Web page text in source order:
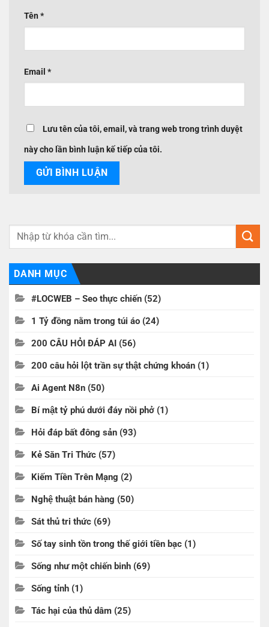
Tên *
Email *
Lưu tên của tôi, email, và trang web trong trình duyệt
này cho lần bình luận kế tiếp của tôi.
DANH MỤC
#LOCWEB – Seo thực chiến (52)
1 Tỷ đồng nằm trong túi áo (24)
200 CÂU HỎI ĐÁP AI (56)
200 câu hỏi lột trần sự thật chứng khoán (1)
Ai Agent N8n (50)
Bí mật tỷ phú dưới đáy nồi phở (1)
Hỏi đáp bất đông sản (93)
Kẻ Săn Tri Thức (57)
Kiếm Tiền Trên Mạng (2)
Nghệ thuật bán hàng (50)
Sát thủ tri thức (69)
Số tay sinh tồn trong thế giới tiền bạc (1)
Sống như một chiến binh (69)
Sống tỉnh (1)
Tác hại của thủ dâm (25)